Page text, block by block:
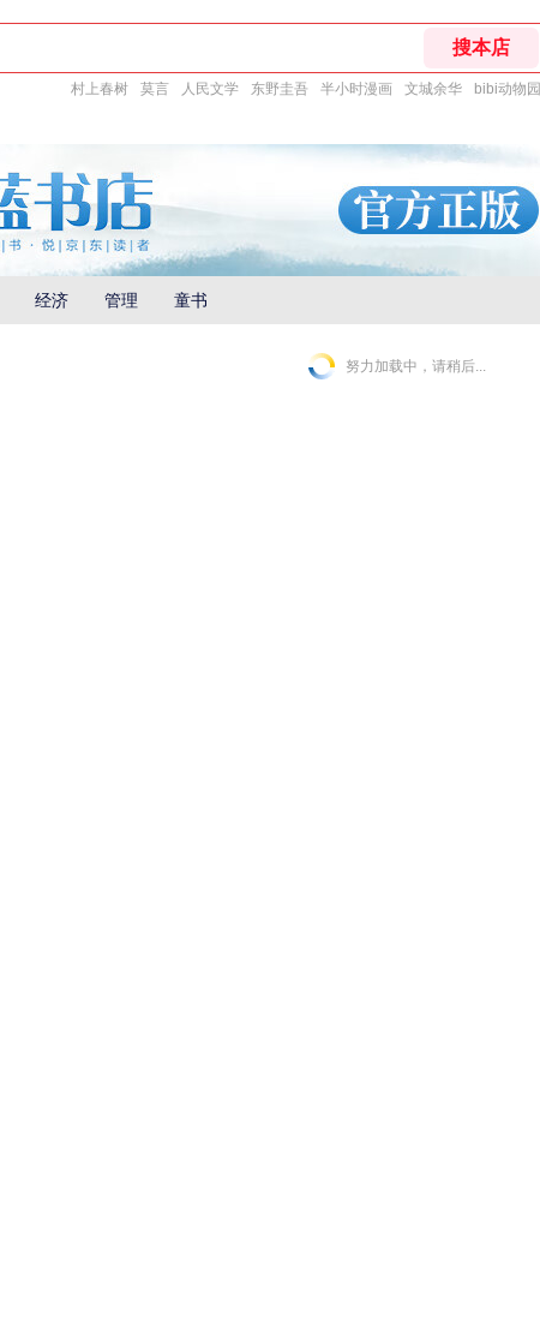
村上春树 莫言 人民文学 东野圭吾 半小时漫画 文城余华 bibi动物园
经济 管理 童书
努力加载中，请稍后...